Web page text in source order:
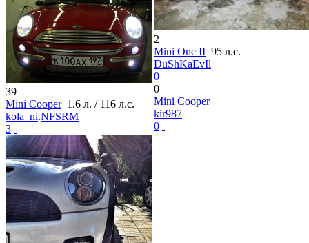
39
Mini Cooper 1.6 л. / 116 л.с.
kola_ni.NFSRM
3
2
Mini One II 95 л.с.
DuShKaEvIl
0
0
Mini Cooper
kir987
0